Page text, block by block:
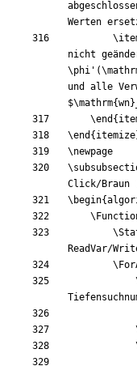
nicht
\phi ' (
und alle
$\mathrm{wn}
\end {
\end { itemize
\newpage
Click/Braun
\begin{